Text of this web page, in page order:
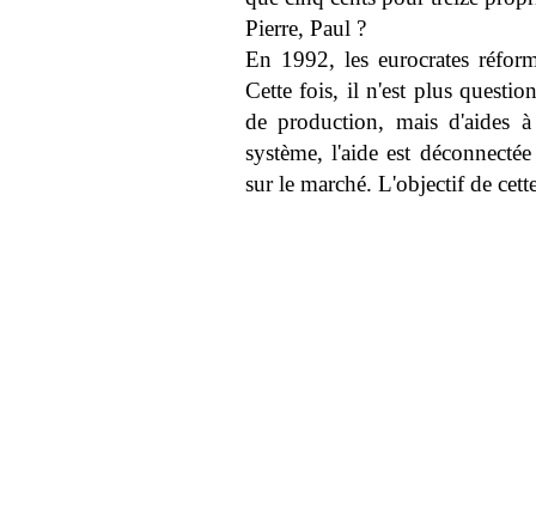
Pierre, Paul ?
En 1992, les eurocrates
Cette fois, il n'est plus
de production, mais d'aides
système, l'aide est
sur le marché. L'objectif de